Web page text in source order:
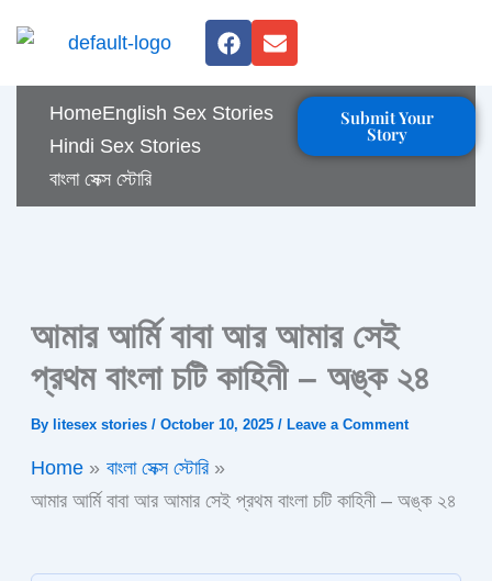
content
F
a
b
E
n
l
HomeEnglish Sex Stories
Hindi Sex Stories
বাংলা সেক্স স্টোরি
Submit Your
Story
আমার আর্মি বাবা আর আমার সেই
প্রথম বাংলা চটি কাহিনী – অঙ্ক ২৪
By litesex stories / October 10, 2025 / Leave a Comment
Home
বাংলা সেক্স স্টোরি
আমার আর্মি বাবা আর আমার সেই প্রথম বাংলা চটি কাহিনী – অঙ্ক ২৪